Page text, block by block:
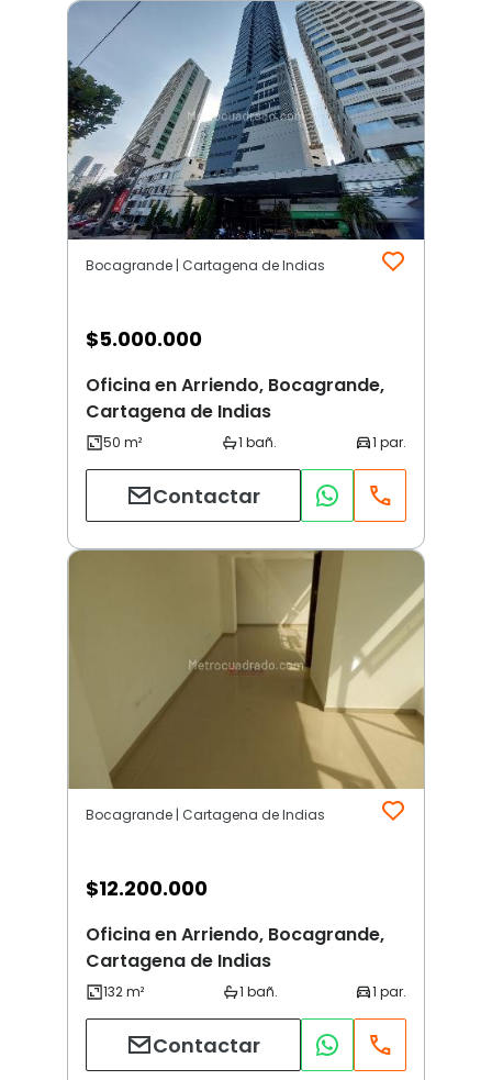
Bocagrande | Cartagena de Indias
$5.000.000
Oficina en Arriendo, Bocagrande,
Cartagena de Indias
Contactar
Bocagrande | Cartagena de Indias
$12.200.000
Oficina en Arriendo, Bocagrande,
Cartagena de Indias
Contactar